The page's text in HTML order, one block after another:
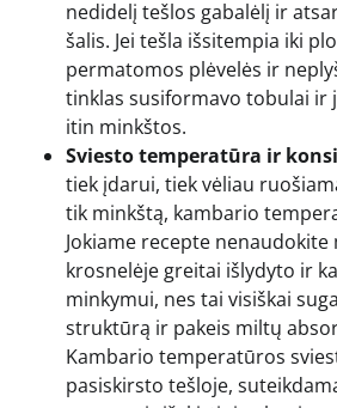
nedidelį tešlos gabalėlį ir
šalis. Jei tešla išsitempia iki
permatomos plėvelės ir
tinklas susiformavo tobulai ir
itin minkštos.
Sviesto temperatūra ir
tiek įdarui, tiek vėliau
tik minkštą, kambario
Jokiame recepte
krosnelėje greitai išlydyto ir
minkymui, nes tai visiškai
struktūrą ir pakeis miltų
Kambario temperatūros
pasiskirsto tešloje,